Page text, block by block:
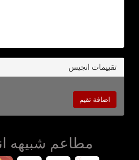
تقييمات انجيس
اضافة تقيم
مطاعم شبيهه